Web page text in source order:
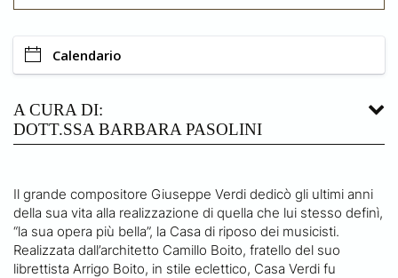
Calendario
A CURA DI:
DOTT.SSA BARBARA PASOLINI
Il grande compositore Giuseppe Verdi dedicò gli ultimi anni
della sua vita alla realizzazione di quella che lui stesso definì,
“la sua opera più bella”, la Casa di riposo dei musicisti.
Realizzata dall’architetto Camillo Boito, fratello del suo
librettista Arrigo Boito, in stile eclettico, Casa Verdi fu